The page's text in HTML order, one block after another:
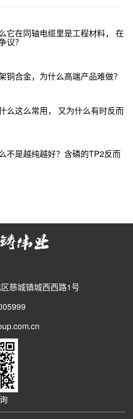
它在同轴电缆里是工程材料， 在
议？
铜合金，为什么高端产品难做？
么这么常用， 又为什么有时反而
不是越纯越好？含磷的TP2反而
慈城镇城西西路1号